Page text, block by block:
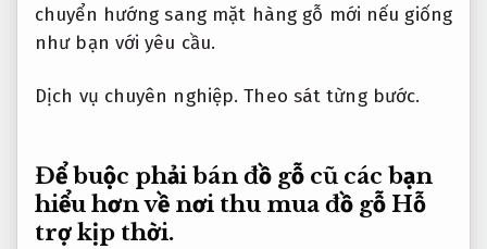
chuyển hướng sang mặt hàng gỗ mới nếu giống
như bạn với yêu cầu.
Dịch vụ chuyên nghiệp. Theo sát từng bước.
Đểbuộc phải bán đồ gỗ cũcác bạn
hiểu hơn về nơi thu mua đồ gỗHỗ
trợ kịp thời.